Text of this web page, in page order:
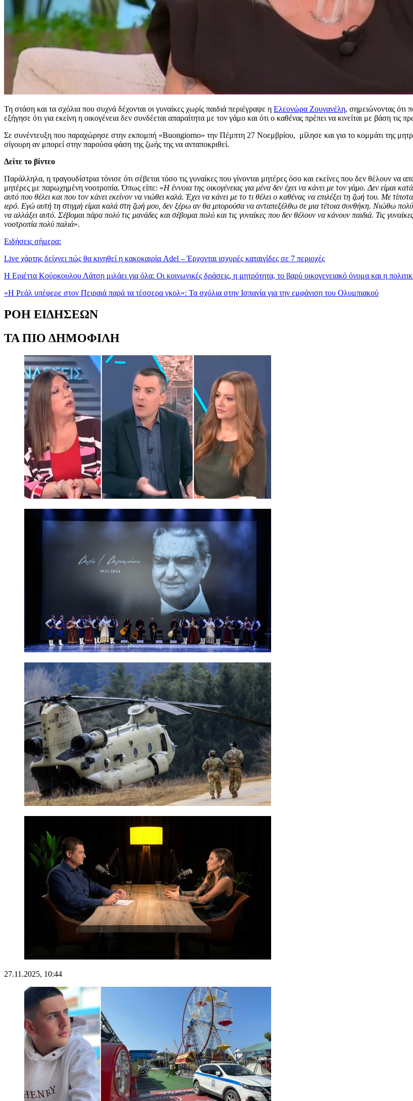
Τη στάση και τα σχόλια που συχνά δέχονται οι γυναίκες χωρίς παιδιά περιέγραψε η Ελεονώρα Ζουγανέλη, σημειώνοντας ότι
εξήγησε ότι για εκείνη η οικογένεια δεν συνδέεται απαραίτητα με τον γάμο και ότι ο καθένας πρέπει να κινείται με βάση τις
Σε συνέντευξη που παραχώρησε στην εκπομπή «Buongiorno» την Πέμπτη 27 Νοεμβρίου, μίλησε και για το κομμάτι της
σίγουρη αν μπορεί στην παρούσα φάση της ζωής της να ανταποκριθεί.
Δείτε το βίντεο
Παράλληλα, η τραγουδίστρια τόνισε ότι σέβεται τόσο τις γυναίκες που γίνονται μητέρες όσο και εκείνες που δεν θέλουν να
μητέρες με παρωχημένη νοοτροπία. Όπως είπε: «Η έννοια της οικογένειας για μένα δεν έχει να κάνει με τον γάμο. Δεν είμαι
αυτό που θέλει και που τον κάνει εκείνον να νιώθει καλά. Έχει να κάνει με το τι θέλει ο καθένας να επιλέξει τη ζωή του. Με
ιερό. Εγώ αυτή τη στιγμή είμαι καλά στη ζωή μου, δεν ξέρω αν θα μπορούσα να ανταπεξέλθω σε μια τέτοια συνθήκη. Νιώθω
να αλλάξει αυτό. Σέβομαι πάρα πολύ τις μανάδες και σέβομαι πολύ και τις γυναίκες που δεν θέλουν να κάνουν παιδιά. Τις
νοοτροπία πολύ παλιά».
Ειδήσεις σήμερα:
Live χάρτης δείχνει πώς θα κινηθεί η κακοκαιρία Adel – Έρχονται ισχυρές καταιγίδες σε 7 περιοχές
Η Εριέττα Κούρκουλου Λάτση μιλάει για όλα: Οι κοινωνικές δράσεις, η μητρότητα, το βαρύ οικογενειακό όνομα και η
«Η Ρεάλ υπέφερε στον Πειραιά παρά τα τέσσερα γκολ»: Τα σχόλια στην Ισπανία για την εμφάνιση του Ολυμπιακού
ΡΟΗ ΕΙΔΗΣΕΩΝ
ΤΑ ΠΙΟ ΔΗΜΟΦΙΛΗ
27.11.2025, 10:44